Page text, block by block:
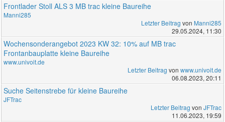
Frontlader Stoll ALS 3 MB trac kleine Baureihe
Manni285
Letzter Beitrag von Manni285
29.05.2024, 11:30
Wochensonderangebot 2023 KW 32: 10% auf MB trac
Frontanbauplatte kleine Baureihe
www.univoit.de
Letzter Beitrag von www.univoit.de
06.08.2023, 20:11
Suche Seitenstrebe für kleine Baureihe
JFTrac
Letzter Beitrag von JFTrac
11.06.2023, 19:59